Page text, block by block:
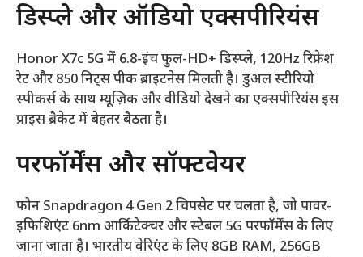
डिस्प्ले और ऑडियो एक्सपीरियंस
Honor X7c 5G में 6.8-इंच फुल-HD+ डिस्प्ले, 120Hz रिफ्रेश
रेट और 850 निट्स पीक ब्राइटनेस मिलती है। डुअल स्टीरियो
स्पीकर्स के साथ म्यूज़िक और वीडियो देखने का एक्सपीरियंस इस
प्राइस ब्रैकेट में बेहतर बैठता है।
परफॉर्मेंस और सॉफ्टवेयर
फोन Snapdragon 4 Gen 2 चिपसेट पर चलता है, जो पावर-
इफिशिएंट 6nm आर्किटेक्चर और स्टेबल 5G परफॉर्मेंस के लिए
जाना जाता है। भारतीय वेरिएंट के लिए 8GB RAM, 256GB